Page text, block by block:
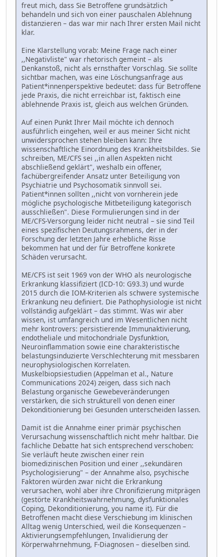
freut mich, dass Sie Betroffene grundsätzlich
behandeln und sich von einer pauschalen Ablehnung
distanzieren – das war mir nach Ihrer ersten Mail nicht
klar.
Eine Klarstellung vorab: Meine Frage nach einer
,,Negativliste" war rhetorisch gemeint – als
Denkanstoß, nicht als ernsthafter Vorschlag. Sie sollte
sichtbar machen, was eine Löschungsanfrage aus
Patient*innenperspektive bedeutet: dass für Betroffene
jede Praxis, die nicht erreichbar ist, faktisch eine
ablehnende Praxis ist, gleich aus welchen Gründen.
Auf einen Punkt Ihrer Mail möchte ich dennoch
ausführlich eingehen, weil er aus meiner Sicht nicht
unwidersprochen stehen bleiben kann: Ihre
wissenschaftliche Einordnung des Krankheitsbildes. Sie
schreiben, ME/CFS sei ,,in allen Aspekten nicht
abschließend geklärt", weshalb ein offener,
fachübergreifender Ansatz unter Beteiligung von
Psychiatrie und Psychosomatik sinnvoll sei.
Patient*innen sollten ,,nicht von vornherein jede
mögliche psychologische Mitbeteiligung kategorisch
ausschließen". Diese Formulierungen sind in der
ME/CFS-Versorgung leider nicht neutral – sie sind Teil
eines spezifischen Deutungsrahmens, der in der
Forschung der letzten Jahre erhebliche Risse
bekommen hat und der für Betroffene konkrete
Schäden verursacht.
ME/CFS ist seit 1969 von der WHO als neurologische
Erkrankung klassifiziert (ICD-10: G93.3) und wurde
2015 durch die IOM-Kriterien als schwere systemische
Erkrankung neu definiert. Die Pathophysiologie ist nicht
vollständig aufgeklärt – das stimmt. Was wir aber
wissen, ist umfangreich und im Wesentlichen nicht
mehr kontrovers: persistierende Immunaktivierung,
endotheliale und mitochondriale Dysfunktion,
Neuroinflammation sowie eine charakteristische
belastungsinduzierte Verschlechterung mit messbaren
neurophysiologischen Korrelaten.
Muskelbiopsiestudien (Appelman et al., Nature
Communications 2024) zeigen, dass sich nach
Belastung organische Gewebeveränderungen
verstärken, die sich strukturell von denen einer
Dekonditionierung bei Gesunden unterscheiden lassen.
Damit ist die Annahme einer primär psychischen
Verursachung wissenschaftlich nicht mehr haltbar. Die
fachliche Debatte hat sich entsprechend verschoben:
Sie verläuft heute zwischen einer rein
biomedizinischen Position und einer ,,sekundären
Psychologisierung" – der Annahme also, psychische
Faktoren würden zwar nicht die Erkrankung
verursachen, wohl aber ihre Chronifizierung mitprägen
(gestörte Krankheitswahrnehmung, dysfunktionales
Coping, Dekonditionierung, you name it). Für die
Betroffenen macht diese Verschiebung im klinischen
Alltag wenig Unterschied, weil die Konsequenzen –
Aktivierungsempfehlungen, Invalidierung der
Körperwahrnehmung, F-Diagnosen – dieselben sind.